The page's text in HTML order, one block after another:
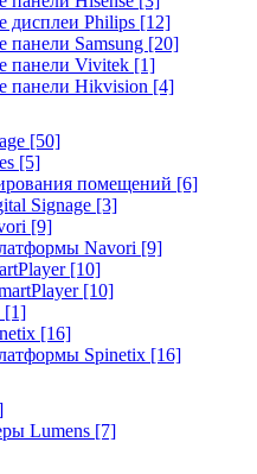
дисплеи Philips [12]
панели Samsung [20]
панели Vivitek [1]
панели Hikvision [4]
[50]
[5]
помещений [6]
Signage [3]
[9]
Navori [9]
[10]
[10]
[1]
[16]
Spinetix [16]
Lumens [7]